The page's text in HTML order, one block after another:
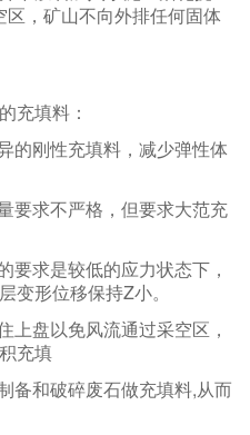
，矿山不向外排任何固体
填料：
刚性充填料，减少弹性体
求不严格，但要求大范充
求是较低的应力状态下，
变形位移保持Z小。
盘以免风流通过采空区，
充填
和破碎废石做充填料,从而